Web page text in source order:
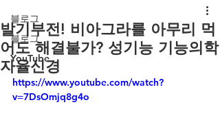
블로그
블로그
YouTube
발기부전! 비아그라를 아무리 먹
어도 해결불가? 성기능 기능의학
자율신경
https://www.youtube.com/watch?
v=7DsOmjq8g4o